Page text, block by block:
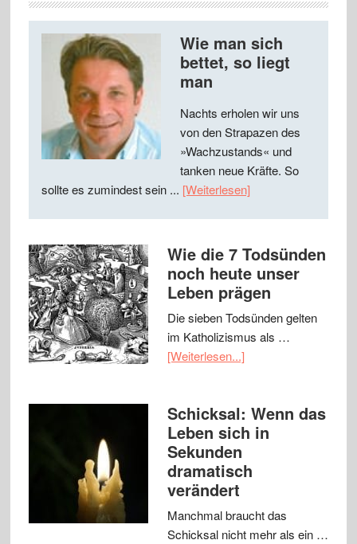
Wie man sich
bettet, so liegt
man
Nachts erholen wir uns
von den Strapazen des
»Wachzustands« und
tanken neue Kräfte. So
sollte es zumindest sein ... [Weiterlesen]
Wie die 7 Todsünden
noch heute unser
Leben prägen
Die sieben Todsünden gelten
im Katholizismus als …
[Weiterlesen...]
Schicksal: Wenn das
Leben sich in
Sekunden
dramatisch
verändert
Manchmal braucht das
Schicksal nicht mehr als ein …